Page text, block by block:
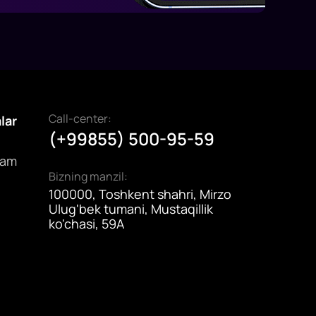
Call-center:
(+99855) 500-95-59
Bizning manzil:
100000, Toshkent shahri, Mirzo
Ulug'bek tumani, Mustaqillik
ko'chasi, 59A